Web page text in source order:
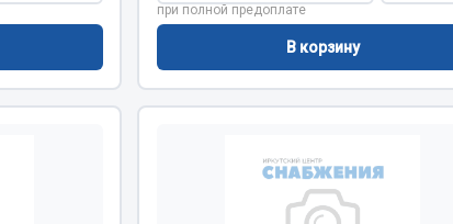
Весь раздел
Mann-filter
при полной предоплате
В корзину